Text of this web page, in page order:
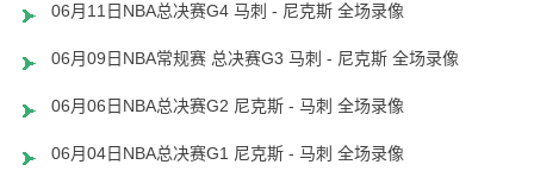
06月11日NBA总决赛G4 马刺 - 尼克斯 全场录像
06月09日NBA常规赛 总决赛G3 马刺 - 尼克斯 全场录像
06月06日NBA总决赛G2 尼克斯 - 马刺 全场录像
06月04日NBA总决赛G1 尼克斯 - 马刺 全场录像